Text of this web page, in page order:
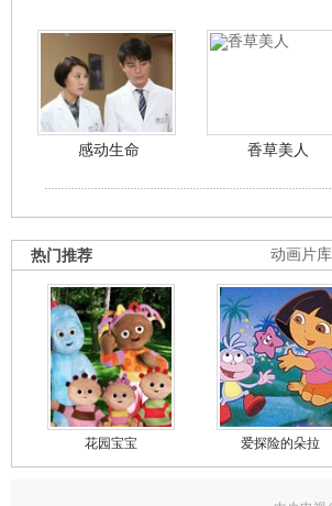
感动生命 香草美人
动画片库
热门推荐
花园宝宝 爱探险的朵拉